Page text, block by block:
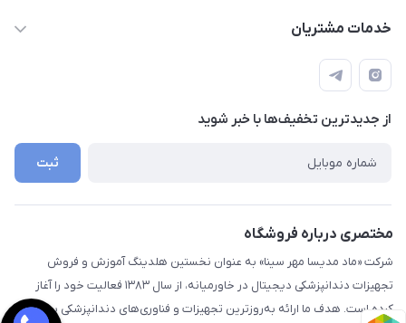
حساب کاربری
لیست محصولات
درباره ما
خدمات مشتریان
قوانین و مقررات
راهنما
از جدید‌ترین تخفیف‌ها با‌ خبر شوید
ثبت
مختصری درباره فروشگاه
شرکت «ماد مدیسا مهر سینا» به عنوان نخستین هلدینگ آموزش و فروش
تجهیزات دندانپزشکی دیجیتال در خاورمیانه، از سال ۱۳۸۳ فعالیت خود را آغاز
کرده است. هدف ما ارائه به‌روزترین تجهیزات و فناوری‌های دندانپزشکی به مراکز